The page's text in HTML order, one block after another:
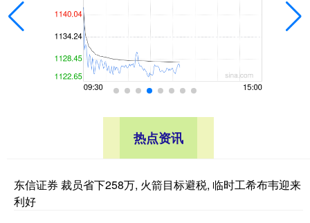
热点资讯
东信证券 裁员省下258万, 火箭目标避税, 临时工希布韦迎来
利好